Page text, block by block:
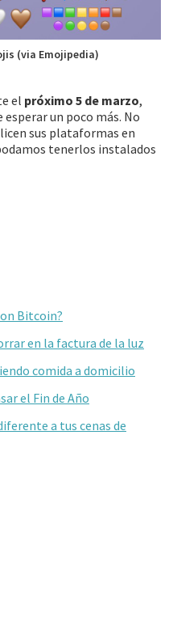
(via Emojipedia)
el próximo 5 de marzo,
un poco más. No
sus plataformas en
tenerlos instalados
Bitcoin?
en la factura de la luz
comida a domicilio
el Fin de Año
a tus cenas de